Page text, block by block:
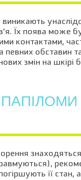
Їх поява може
контактами,
обставин
змін на
її стан,